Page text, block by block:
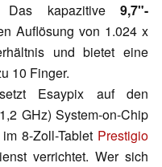
kapazitive 9,7"-
Auflösung von 1.024 x
und bietet eine
10 Finger.
Esaypix auf den
GHz) System-on-Chip
8-Zoll-Tablet Prestigio
verrichtet. Wer sich